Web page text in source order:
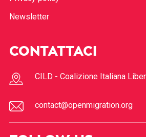
Newsletter
CONTATTACI
CILD - Coalizione Italiana
contact@openmigration.org